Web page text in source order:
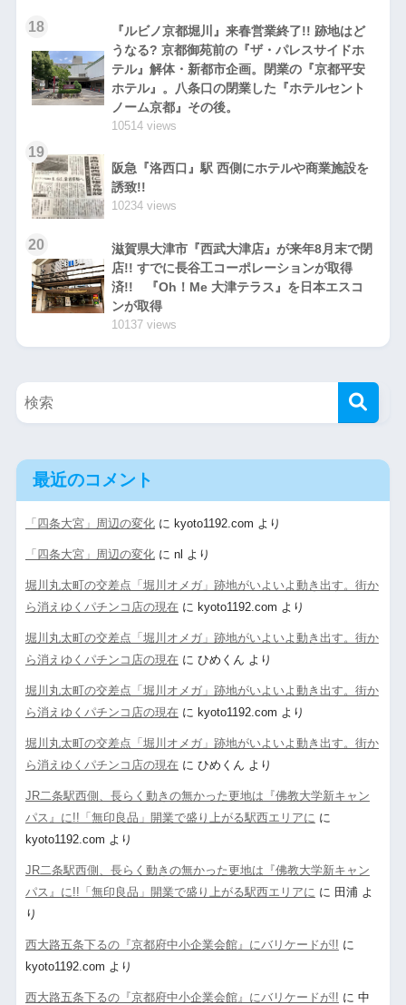
18
『ルビノ京都堀川』来春営業終了!! 跡地はど
うなる? 京都御苑前の『ザ・パレスサイドホ
テル』解体・新都市企画。閉業の『京都平安
ホテル』。八条口の閉業した『ホテルセント
ノーム京都』その後。
10514 views
19
阪急『洛西口』駅 西側にホテルや商業施設を
誘致!!
10234 views
20
滋賀県大津市『西武大津店』が来年8月末で閉
店!! すでに長谷工コーポレーションが取得
済!! 『Oh！Me 大津テラス』を日本エスコ
ンが取得
10137 views
最近のコメント
「四条大宮」周辺の変化に kyoto1192.com より
「四条大宮」周辺の変化に nl より
堀川丸太町の交差点「堀川オメガ」跡地がいよいよ動き出す。街か
ら消えゆくパチンコ店の現在 に kyoto1192.com より
堀川丸太町の交差点「堀川オメガ」跡地がいよいよ動き出す。街か
ら消えゆくパチンコ店の現在 に ひめくん より
堀川丸太町の交差点「堀川オメガ」跡地がいよいよ動き出す。街か
ら消えゆくパチンコ店の現在 に kyoto1192.com より
堀川丸太町の交差点「堀川オメガ」跡地がいよいよ動き出す。街か
ら消えゆくパチンコ店の現在 に ひめくん より
JR二条駅西側、長らく動きの無かった更地は『佛教大学新キャン
パス』に!!「無印良品」開業で盛り上がる駅西エリアに に
kyoto1192.com より
JR二条駅西側、長らく動きの無かった更地は『佛教大学新キャン
パス』に!!「無印良品」開業で盛り上がる駅西エリアに に 田浦よ
り
西大路五条下るの『京都府中小企業会館』にバリケードが!! に
kyoto1192.com より
西大路五条下るの『京都府中小企業会館』にバリケードが!! に 中